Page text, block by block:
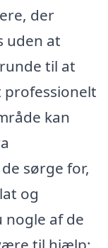
der
uden at
til at
professionelt
kan
sørge for,
og
af de